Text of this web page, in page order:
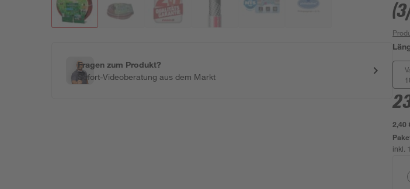
Fragen zum Produkt?
Sofort-Videoberatung aus dem Markt
2,40
inkl.